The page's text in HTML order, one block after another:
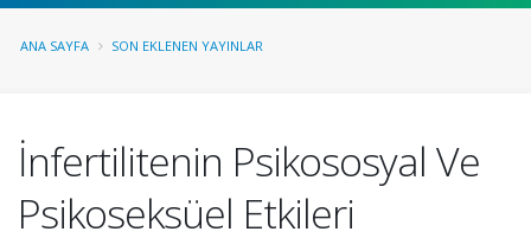
ANA SAYFA SON EKLENEN YAYINLAR
İnfertilitenin Psikososyal Ve
Psikoseksüel Etkileri